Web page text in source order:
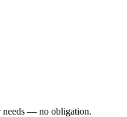
needs — no obligation.